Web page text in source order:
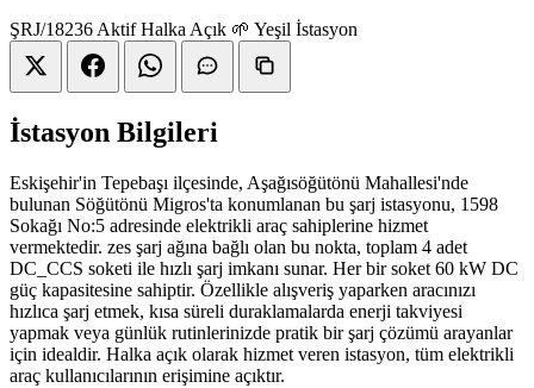
ŞRJ/18236AktifHalka Açık 🌱 Yeşil İstasyon
İstasyon Bilgileri
Eskişehir'in Tepebaşı ilçesinde, Aşağısöğütönü Mahallesi'nde
bulunan Söğütönü Migros'ta konumlanan bu şarj istasyonu, 1598
Sokağı No:5 adresinde elektrikli araç sahiplerine hizmet
vermektedir. zes şarj ağına bağlı olan bu nokta, toplam 4 adet
DC_CCS soketi ile hızlı şarj imkanı sunar. Her bir soket 60 kW DC
güç kapasitesine sahiptir. Özellikle alışveriş yaparken aracınızı
hızlıca şarj etmek, kısa süreli duraklamalarda enerji takviyesi
yapmak veya günlük rutinlerinizde pratik bir şarj çözümü arayanlar
için idealdir. Halka açık olarak hizmet veren istasyon, tüm elektrikli
araç kullanıcılarının erişimine açıktır.